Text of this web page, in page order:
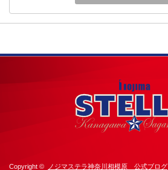
Copyright © ノジマステラ神奈川相模原 公式ブログ